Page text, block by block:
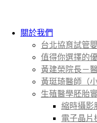
關於我們
台北協育試管
值得你選擇的
黃建榮院長－
黃珽琦醫師（
生殖醫學胚胎
縮時攝影
電子晶片